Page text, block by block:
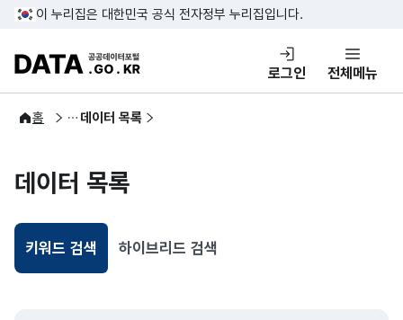
콘텐츠 바로가기
푸터 바로가기
이 누리집은 대한민국 공식 전자정부 누리집입니다.
DATA.GO.KR 공공데이터포털
로그인 전체메뉴
홈
공공데이터 데이터 목록
데이터 목록
키워드 검색
선택됨
하이브리드 검색